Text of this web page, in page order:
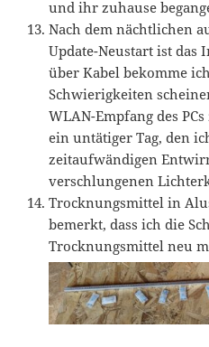
und ihr zuhause
Nach dem nächtlichen
Update-Neustart ist das
über Kabel bekomme
Schwierigkeiten
WLAN-Empfang des
ein untätiger Tag, den
zeitaufwändigen
verschlungenen
Trocknungsmittel in
bemerkt, dass ich die
Trocknungsmittel neu